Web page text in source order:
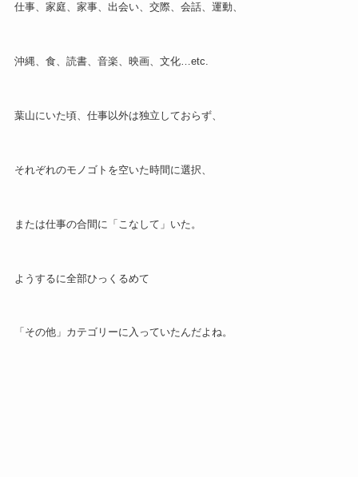
仕事、家庭、家事、出会い、交際、会話、運動、
沖縄、食、読書、音楽、映画、文化…etc.
葉山にいた頃、仕事以外は独立しておらず、
それぞれのモノゴトを空いた時間に選択、
または仕事の合間に「こなして」いた。
ようするに全部ひっくるめて
「その他」カテゴリーに入っていたんだよね。